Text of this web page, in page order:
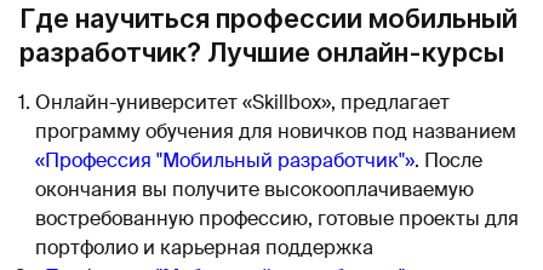
Где научиться профессии мобильный
разработчик? Лучшие онлайн-курсы
Онлайн-университет «Skillbox», предлагает
программу обучения для новичков под названием
«Профессия "Мобильный разработчик"». После
окончания вы получите высокооплачиваемую
востребованную профессию, готовые проекты для
портфолио и карьерная поддержка